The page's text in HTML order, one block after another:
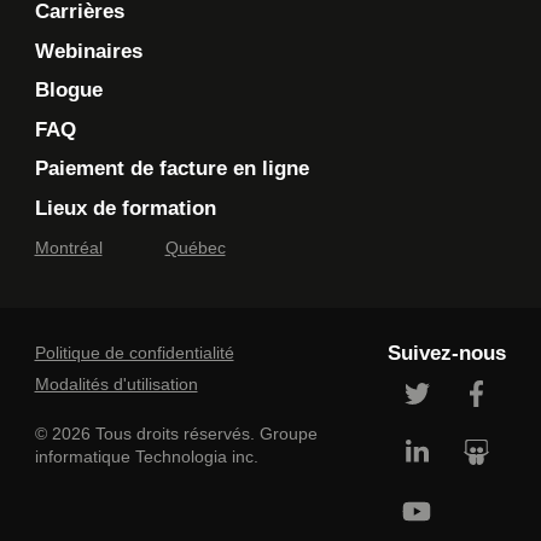
la Politique de confidentialité de Technologia
fournit des informations sur la manière dont mes
informations personnelles seront utilisées après leur
collecte. Veuillez noter que si vous n'acceptez pas les
Technologia ne disposera pas des informations
nécessaires pour évaluer votre demande, vous
fournir les services.
Carrières
Webinaires
Blogue
FAQ
Paiement de facture en ligne
Lieux de formation
Montréal Québec
Politique de confidentialité
Modalités d'utilisation
© 2026 Tous droits réservés. Groupe
informatique Technologia inc.
Suivez-nous